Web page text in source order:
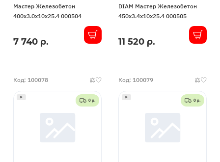
(круг)
Железобетон
Мастер Железобетон
400x3.0x10x25.4 000504
В
7 740 р.
диск
Железобетон
DIAM Мастер Железобетон
450x3.4x10x25.4 000505
В
11 520 р.
Код: 100078
0 р.
Код: 100079
0 р.